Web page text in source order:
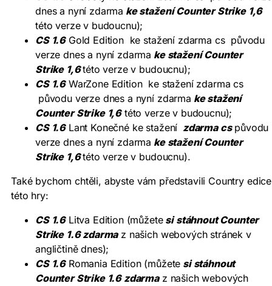
dnes a nyní zdarma ke stažení Counter Strike 1,6
této verze v budoucnu);
CS 1.6Gold Edition ke stažení zdarma cs původu
verze dnes a nyní zdarma ke stažení Counter
Strike 1,6této verze v budoucnu);
CS 1.6WarZone Edition ke stažení zdarma cs
původu verze dnes a nyní zdarma ke stažení
Counter Strike 1,6této verze v budoucnu);
CS 1.6Lant Konečné ke stažení zdarma cspůvodu
verze dnes a nyní zdarma ke stažení Counter
Strike 1,6této verze v budoucnu).
Také bychom chtěli, abyste vám představili Country edice
této hry:
CS 1.6Litva Edition (můžetesi stáhnout Counter
Strike 1.6 zdarmaz našich webových stránek v
angličtině dnes);
CS 1.6Romania Edition (můžete si stáhnout
Counter Strike 1.6 zdarmaz našich webových